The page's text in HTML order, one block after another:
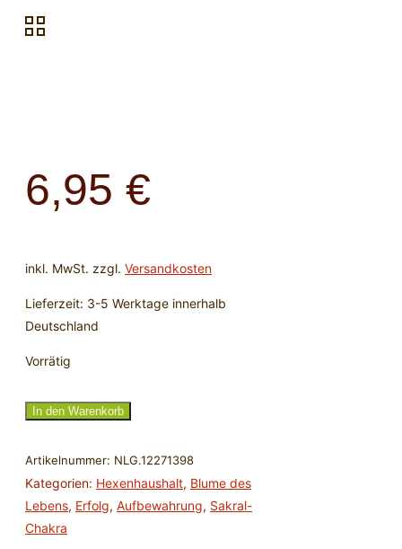
6,95 €
inkl. MwSt. zzgl. Versandkosten
Lieferzeit: 3-5 Werktage innerhalb
Deutschland
Vorrätig
Satin-
rot
-
Kartenbeutel
mit
In den Warenkorb
Artikelnummer: NLG.12271398
Kategorien: Hexenhaushalt, Blume des
Lebens, Erfolg, Aufbewahrung, Sakral-
Chakra